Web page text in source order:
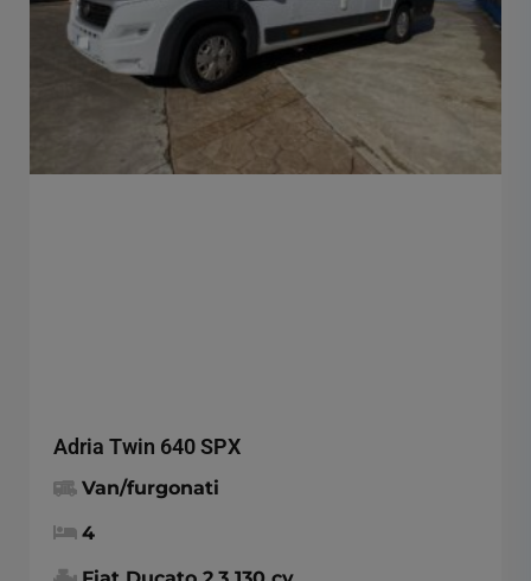
Adria Twin 640 SPX
Van/furgonati
4